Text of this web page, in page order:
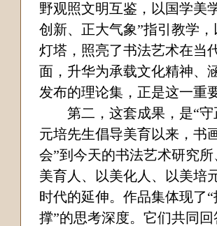
野观照文明互鉴，以国学美
创新、正大气象”指引教学
灯塔，照亮了书法艺术在当
面，升华为承载文化精神、
发布的理论集，正是这一重
第二，这套成果，是“
元培先生倡导美育以来，书
会”到今天的书法艺术研究
美育人、以美化人、以美培
时代的延伸。作品集体现了
撑”的思考深度。它们共同